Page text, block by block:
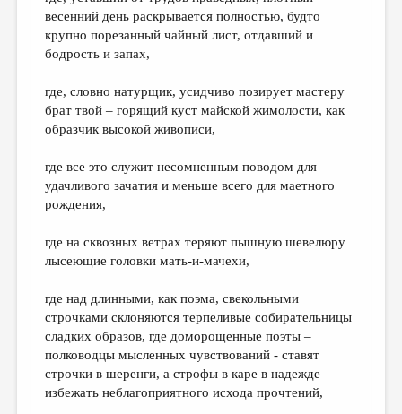
весенний день раскрывается полностью, будто
крупно порезанный чайный лист, отдавший и
бодрость и запах,
где, словно натурщик, усидчиво позирует мастеру
брат твой – горящий куст майской жимолости, как
образчик высокой живописи,
где все это служит несомненным поводом для
удачливого зачатия и меньше всего для маетного
рождения,
где на сквозных ветрах теряют пышную шевелюру
лысеющие головки мать-и-мачехи,
где над длинными, как поэма, свекольными
строчками склоняются терпеливые собирательницы
сладких образов, где доморощенные поэты –
полководцы мысленных чувствований - ставят
строчки в шеренги, а строфы в каре в надежде
избежать неблагоприятного исхода прочтений,